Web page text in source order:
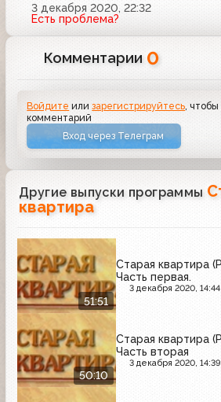
3 декабря 2020, 22:32
Есть проблема?
Комментарии 0
Войдите илизарегистрируйтесь ,
комментарий
Вход через Телеграм
Другие выпуски программы
квартира
51:51
Старая квартира
Часть первая.
3 декабря 2020, 14:44
50:10
Старая квартира
Часть вторая
3 декабря 2020, 14:39